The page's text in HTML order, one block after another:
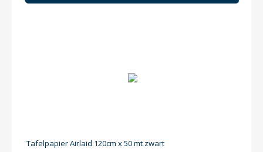
Tafelpapier Airlaid 120cm x 50 mt zwart